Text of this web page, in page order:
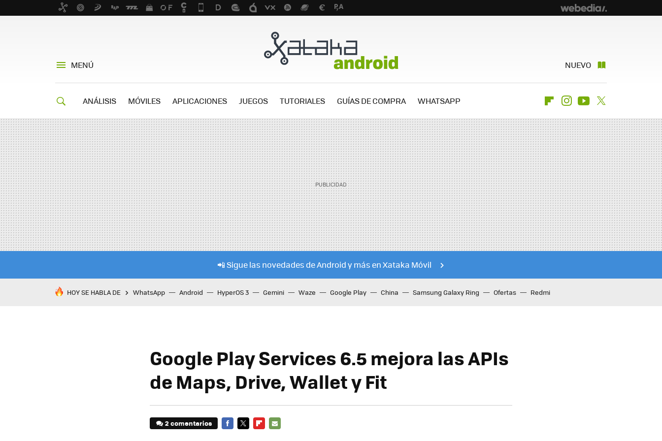
MENÚ NUEVO
ANÁLISIS MÓVILES APLICACIONES JUEGOS TUTORIALES GUÍAS DE COMPRA WHATSAPP FlipboardInstagramYoutube
📲 Sigue las novedades de Android y más en Xataka Móvil
HOY SE HABLA DE WhatsApp Android HyperOS 3 Gemini Waze Google Play China Samsung Galaxy Ring Ofertas Redmi
Google Play Services 6.5 mejora las APIs
de Maps, Drive, Wallet y Fit
2 comentarios